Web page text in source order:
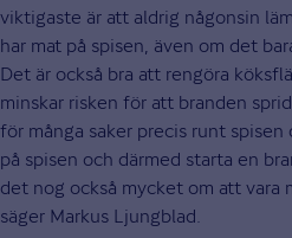
viktigaste är att aldrig någonsin
har mat på spisen, även om det
Det är också bra att rengöra
minskar risken för att branden
för många saker precis runt spisen
på spisen och därmed starta en
det nog också mycket om att vara
säger Markus Ljungblad.